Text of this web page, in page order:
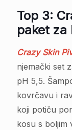
Top 3:
paket za
Crazy Skin
njemački set
pH 5,5.
kovrčavu i
koji potiču
kosu s boljim